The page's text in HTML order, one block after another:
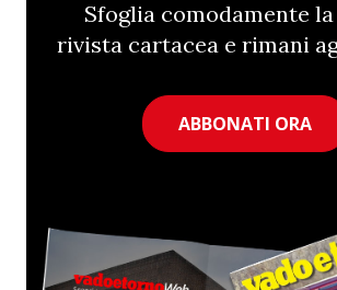
Sfoglia comodamente
rivista cartacea e rimani
ABBONATI ORA